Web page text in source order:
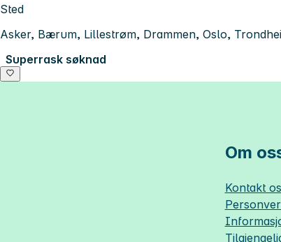
Sted
Asker, Bærum, Lillestrøm, Drammen, Oslo,
Superrask søknad
Om
Kontakt